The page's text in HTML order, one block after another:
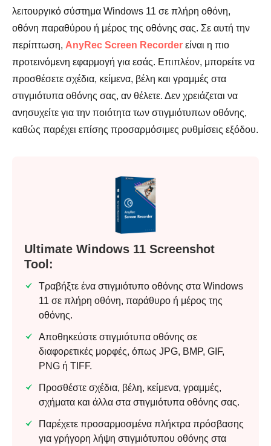
λειτουργικό σύστημα Windows 11 σε πλήρη οθόνη,
οθόνη παραθύρου ή μέρος της οθόνης σας. Σε αυτή την
περίπτωση, AnyRec Screen Recorder είναι η πιο
προτεινόμενη εφαρμογή για εσάς. Επιπλέον, μπορείτε να
προσθέσετε σχέδια, κείμενα, βέλη και γραμμές στα
στιγμιότυπα οθόνης σας, αν θέλετε. Δεν χρειάζεται να
ανησυχείτε για την ποιότητα των στιγμιότυπων οθόνης,
καθώς παρέχει επίσης προσαρμόσιμες ρυθμίσεις εξόδου.
Ultimate Windows 11 Screenshot
Tool:
Τραβήξτε ένα στιγμιότυπο οθόνης στα Windows
11 σε πλήρη οθόνη, παράθυρο ή μέρος της
οθόνης.
Αποθηκεύστε στιγμιότυπα οθόνης σε
διαφορετικές μορφές, όπως JPG, BMP, GIF,
PNG ή TIFF.
Προσθέστε σχέδια, βέλη, κείμενα, γραμμές,
σχήματα και άλλα στα στιγμιότυπα οθόνης σας.
Παρέχετε προσαρμοσμένα πλήκτρα πρόσβασης
για γρήγορη λήψη στιγμιότυπου οθόνης στα